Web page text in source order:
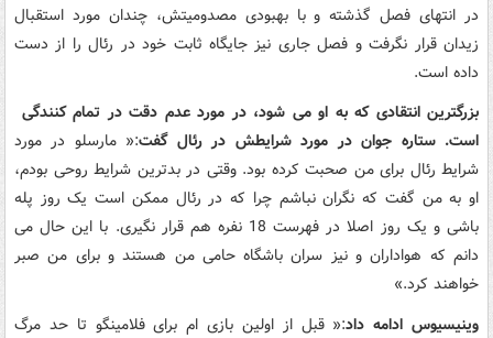
در انتهای فصل گذشته و با بهبودی مصدومیتش، چندان مورد استقبال
زیدان قرار نگرفت و فصل جاری نیز جایگاه ثابت خود در رئال را از دست
داده است.
بزرگترین انتقادی که به او می شود، در مورد عدم دقت در تمام کنندگی
است. ستاره جوان در مورد شرایطش در رئال گفت:« مارسلو در مورد
شرایط رئال برای من صحبت کرده بود. وقتی در بدترین شرایط روحی بودم،
او به من گفت که نگران نباشم چرا که در رئال ممکن است یک روز پله
باشی و یک روز اصلا در فهرست 18 نفره هم قرار نگیری. با این حال می
دانم که هواداران و نیز سران باشگاه حامی من هستند و برای من صبر
خواهند کرد.»
وینیسیوس ادامه داد:« قبل از اولین بازی ام برای فلامینگو تا حد مرگ